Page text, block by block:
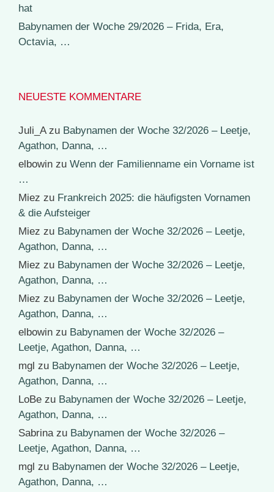
hat
Babynamen der Woche 29/2026 – Frida, Era,
Octavia, …
NEUESTE KOMMENTARE
Juli_Azu Babynamen der Woche 32/2026 – Leetje,
Agathon, Danna, …
elbowin zu Wenn der Familienname ein Vorname ist
…
Miez zu Frankreich 2025: die häufigsten Vornamen
& die Aufsteiger
Miez zu Babynamen der Woche 32/2026 – Leetje,
Agathon, Danna, …
Miez zu Babynamen der Woche 32/2026 – Leetje,
Agathon, Danna, …
Miez zu Babynamen der Woche 32/2026 – Leetje,
Agathon, Danna, …
elbowin zu Babynamen der Woche 32/2026 –
Leetje, Agathon, Danna, …
mgl zu Babynamen der Woche 32/2026 – Leetje,
Agathon, Danna, …
LoBe zu Babynamen der Woche 32/2026 – Leetje,
Agathon, Danna, …
Sabrinazu Babynamen der Woche 32/2026 –
Leetje, Agathon, Danna, …
mgl zu Babynamen der Woche 32/2026 – Leetje,
Agathon, Danna, …